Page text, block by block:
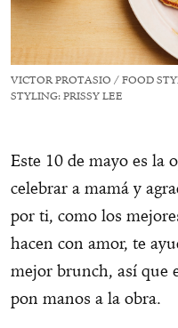
VICTOR PROTASIO / FOOD
STYLING: PRISSY LEE
Este 10 de mayo es la
celebrar a mamá y
por ti, como los
hacen con amor, te
mejor brunch, así que
pon manos a la obra.